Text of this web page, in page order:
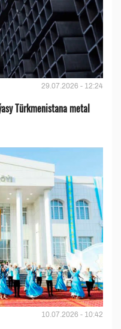
29.07.2026 - 12:24
Türkmenistana metal
10.07.2026 - 10:42